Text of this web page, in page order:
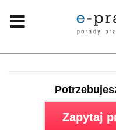
Zapytaj